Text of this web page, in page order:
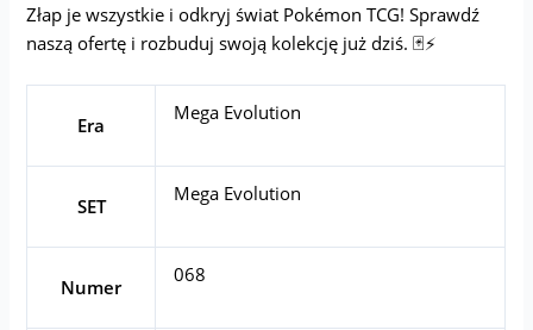
Złap je wszystkie i odkryj świat Pokémon TCG! Sprawdź
naszą ofertę i rozbuduj swoją kolekcję już dziś. 🃏⚡
Era
Mega Evolution
SET
Mega Evolution
Numer
068